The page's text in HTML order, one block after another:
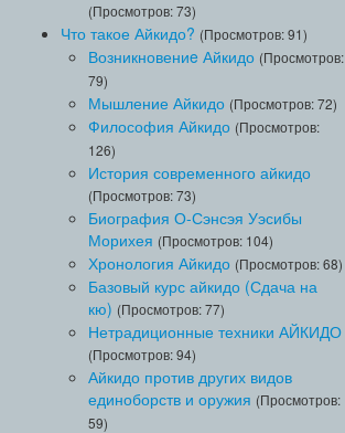
(Просмотров: 73)
Что такое Айкидо? (Просмотров: 91)
Возникновениe Айкидо (Просмотров:
79)
Мышление Айкидо (Просмотров: 72)
Философия Айкидо (Просмотров:
126)
История современного айкидо
(Просмотров: 73)
Биография О-Сэнсэя Уэсибы
Морихея (Просмотров: 104)
Хронология Айкидо (Просмотров: 68)
Базовый курс айкидо (Сдача на
кю) (Просмотров: 77)
Нетрадиционные техники АЙКИДО
(Просмотров: 94)
Айкидо против других видов
единоборств и оружия (Просмотров:
59)